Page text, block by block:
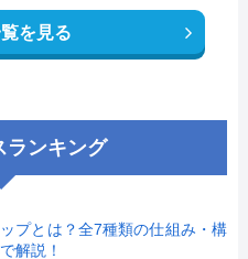
を見る
ランキング
プとは？全7種類の仕組み・構
解説！